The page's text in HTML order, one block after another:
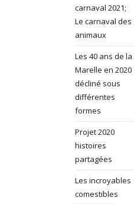
carnaval 2021;
Le carnaval des
animaux
Les 40 ans de la
Marelle en 2020
décliné sous
différentes
formes
Projet 2020
histoires
partagées
Les incroyables
comestibles